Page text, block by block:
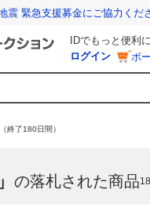
震 緊急支援募金にご協力くだ
IDでもっと便利に
ログイン
ボ
（終了180日間）
の落札された商品